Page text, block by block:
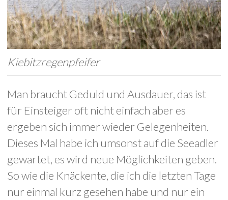
Kiebitzregenpfeifer
Man braucht Geduld und Ausdauer, das ist
für Einsteiger oft nicht einfach aber es
ergeben sich immer wieder Gelegenheiten.
Dieses Mal habe ich umsonst auf die Seeadler
gewartet, es wird neue Möglichkeiten geben.
So wie die Knäckente, die ich die letzten Tage
nur einmal kurz gesehen habe und nur ein